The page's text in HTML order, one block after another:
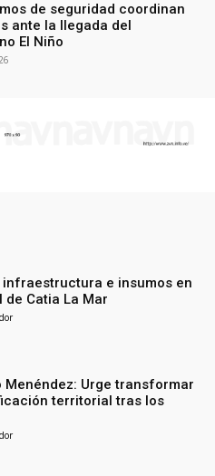
de seguridad coordinan
ante la llegada del
El Niño
infraestructura e insumos en
de Catia La Mar
Menéndez: Urge transformar
territorial tras los